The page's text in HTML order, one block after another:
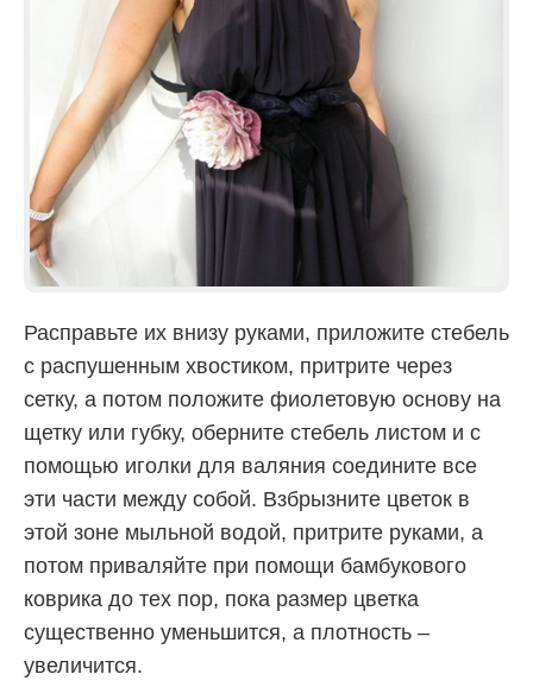
Расправьте их внизу руками, приложите стебель
с распушенным хвостиком, притрите через
сетку, а потом положите фиолетовую основу на
щетку или губку, оберните стебель листом и с
помощью иголки для валяния соедините все
эти части между собой. Взбрызните цветок в
этой зоне мыльной водой, притрите руками, а
потом приваляйте при помощи бамбукового
коврика до тех пор, пока размер цветка
существенно уменьшится, а плотность –
увеличится.